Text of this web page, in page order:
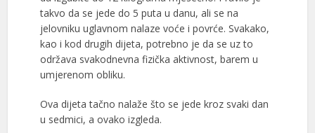
takvo da se jede do 5 puta u danu, ali se na
jelovniku uglavnom nalaze voće i povrće. Svakako,
kao i kod drugih dijeta, potrebno je da se uz to
održava svakodnevna fizička aktivnost, barem u
umjerenom obliku.
Ova dijeta tačno nalaže što se jede kroz svaki dan
u sedmici, a ovako izgleda.